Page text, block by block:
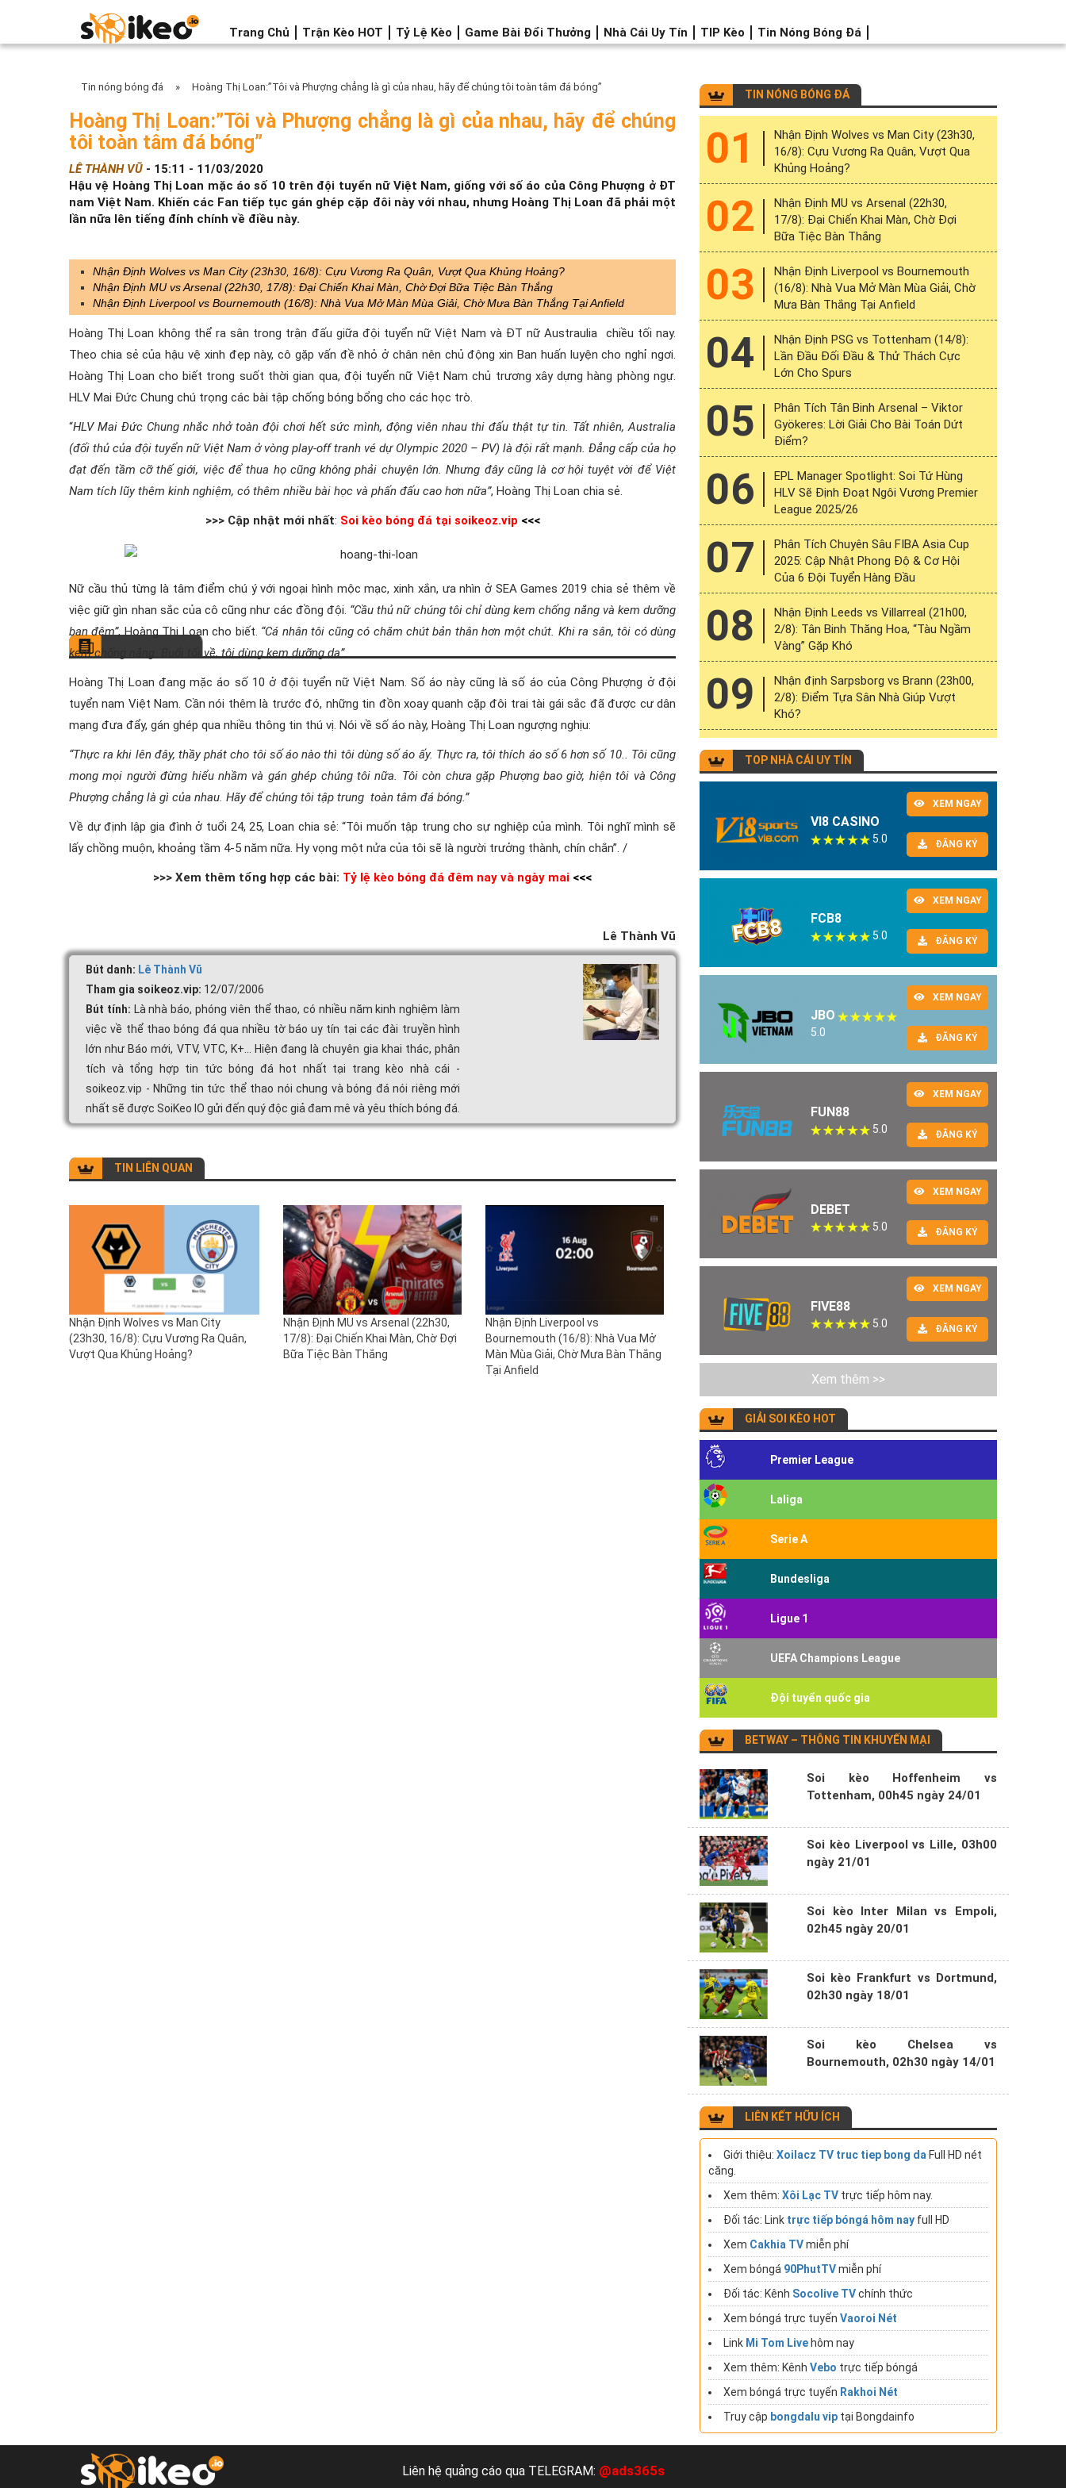
Trang Chủ Trận Kèo HOT Tỷ Lệ Kèo Game Bài Đổi Thưởng Nhà Cái Uy Tín TIP Kèo Tin Nóng Bóng Đá
Tin nóng bóng đá » Hoàng Thị Loan:”Tôi và Phượng chẳng là gì của nhau, hãy để chúng tôi toàn tâm đá bóng”
Hoàng Thị Loan:”Tôi và Phượng chẳng là gì của nhau, hãy để chúng
tôi toàn tâm đá bóng”
LÊ THÀNH VŨ - 15:11 - 11/03/2020
Hậu vệ Hoàng Thị Loan mặc áo số 10 trên đội tuyển nữ Việt Nam, giống với số áo của Công Phượng ở ĐT
nam Việt Nam. Khiến các Fan tiếp tục gán ghép cặp đôi này với nhau, nhưng Hoàng Thị Loan đã phải một
lần nữa lên tiếng đính chính về điều này.
Nhận Định Wolves vs Man City (23h30, 16/8): Cựu Vương Ra Quân, Vượt Qua Khủng Hoảng?
Nhận Định MU vs Arsenal (22h30, 17/8): Đại Chiến Khai Màn, Chờ Đợi Bữa Tiệc Bàn Thắng
Nhận Định Liverpool vs Bournemouth (16/8): Nhà Vua Mở Màn Mùa Giải, Chờ Mưa Bàn Thắng Tại Anfield
Hoàng Thị Loan không thể ra sân trong trận đấu giữa đội tuyển nữ Việt Nam và ĐT nữ Austraulia chiều tối nay.
Theo chia sẻ của hậu vệ xinh đẹp này, cô gặp vấn đề nhỏ ở chân nên chủ động xin Ban huấn luyện cho nghỉ ngơi.
Hoàng Thị Loan cho biết trong suốt thời gian qua, đội tuyển nữ Việt Nam chủ trương xây dựng hàng phòng ngự.
HLV Mai Đức Chung chú trọng các bài tập chống bóng bổng cho các học trò.
“HLV Mai Đức Chung nhắc nhở toàn đội chơi hết sức mình, động viên nhau thi đấu thật tự tin. Tất nhiên, Australia
(đối thủ của đội tuyển nữ Việt Nam ở vòng play-off tranh vé dự Olympic 2020 – PV) là đội rất mạnh. Đẳng cấp của họ
đạt đến tầm cỡ thế giới, việc để thua họ cũng không phải chuyện lớn. Nhưng đây cũng là cơ hội tuyệt vời để Việt
Nam tích lũy thêm kinh nghiệm, có thêm nhiều bài học và phấn đấu cao hơn nữa”, Hoàng Thị Loan chia sẻ.
>>> Cập nhật mới nhất: Soi kèo bóng đá tại soikeoz.vip <<<
Nữ cầu thủ từng là tâm điểm chú ý với ngoại hình mộc mạc, xinh xắn, ưa nhìn ở SEA Games 2019 chia sẻ thêm về
việc giữ gìn nhan sắc của cô cũng như các đồng đội. “Cầu thủ nữ chúng tôi chỉ dùng kem chống nắng và kem dưỡng
ban đêm”, Hoàng Thị Loan cho biết. “Cá nhân tôi cũng có chăm chút bản thân hơn một chút. Khi ra sân, tôi có dùng
kem chống nắng. Buổi tối về, tôi dùng kem dưỡng da”.
Hoàng Thị Loan đang mặc áo số 10 ở đội tuyển nữ Việt Nam. Số áo này cũng là số áo của Công Phượng ở đội
tuyển nam Việt Nam. Cần nói thêm là trước đó, những tin đồn xoay quanh cặp đôi trai tài gái sắc đã được cư dân
mạng đưa đẩy, gán ghép qua nhiều thông tin thú vị. Nói về số áo này, Hoàng Thị Loan ngượng nghịu:
“Thực ra khi lên đây, thầy phát cho tôi số áo nào thì tôi dùng số áo ấy. Thực ra, tôi thích áo số 6 hơn số 10.. Tôi cũng
mong mọi người đừng hiểu nhầm và gán ghép chúng tôi nữa. Tôi còn chưa gặp Phượng bao giờ, hiện tôi và Công
Phượng chẳng là gì của nhau. Hãy để chúng tôi tập trung toàn tâm đá bóng.”
Về dự định lập gia đình ở tuổi 24, 25, Loan chia sẻ: “Tôi muốn tập trung cho sự nghiệp của mình. Tôi nghĩ mình sẽ
lấy chồng muộn, khoảng tầm 4-5 năm nữa. Hy vọng một nửa của tôi sẽ là người trưởng thành, chín chắn”. /
>>> Xem thêm tổng hợp các bài: Tỷ lệ kèo bóng đá đêm nay và ngày mai <<<
Lê Thành Vũ
Bút danh: Lê Thành Vũ
Tham gia soikeoz.vip: 12/07/2006
Bút tính: Là nhà báo, phóng viên thể thao, có nhiều năm kinh nghiệm làm
việc về thể thao bóng đá qua nhiều tờ báo uy tín tại các đài truyền hình
lớn như Báo mới, VTV, VTC, K+... Hiện đang là chuyên gia khai thác, phân
tích và tổng hợp tin tức bóng đá hot nhất tại trang kèo nhà cái -
soikeoz.vip - Những tin tức thể thao nói chung và bóng đá nói riêng mới
nhất sẽ được SoiKeo IO gửi đến quý độc giả đam mê và yêu thích bóng đá.
TIN LIÊN QUAN
Nhận Định Wolves vs Man City
(23h30, 16/8): Cựu Vương Ra Quân,
Vượt Qua Khủng Hoảng?
Nhận Định MU vs Arsenal (22h30,
17/8): Đại Chiến Khai Màn, Chờ Đợi
Bữa Tiệc Bàn Thắng
Nhận Định Liverpool vs
Bournemouth (16/8): Nhà Vua Mở
Màn Mùa Giải, Chờ Mưa Bàn Thắng
Tại Anfield
TIN NÓNG BÓNG ĐÁ
01
Nhận Định Wolves vs Man City (23h30,
16/8): Cựu Vương Ra Quân, Vượt Qua
Khủng Hoảng?
02
Nhận Định MU vs Arsenal (22h30,
17/8): Đại Chiến Khai Màn, Chờ Đợi
Bữa Tiệc Bàn Thắng
03
Nhận Định Liverpool vs Bournemouth
(16/8): Nhà Vua Mở Màn Mùa Giải, Chờ
Mưa Bàn Thắng Tại Anfield
04
Nhận Định PSG vs Tottenham (14/8):
Lần Đầu Đối Đầu & Thử Thách Cực
Lớn Cho Spurs
05
Phân Tích Tân Binh Arsenal – Viktor
Gyökeres: Lời Giải Cho Bài Toán Dứt
Điểm?
06
EPL Manager Spotlight: Soi Tứ Hùng
HLV Sẽ Định Đoạt Ngôi Vương Premier
League 2025/26
07
Phân Tích Chuyên Sâu FIBA Asia Cup
2025: Cập Nhật Phong Độ & Cơ Hội
Của 6 Đội Tuyển Hàng Đầu
08
Nhận Định Leeds vs Villarreal (21h00,
2/8): Tân Binh Thăng Hoa, “Tàu Ngầm
Vàng” Gặp Khó
09
Nhận định Sarpsborg vs Brann (23h00,
2/8): Điểm Tựa Sân Nhà Giúp Vượt
Khó?
TOP NHÀ CÁI UY TÍN
VI8 CASINO
5.0
XEM NGAY
ĐĂNG KÝ
FCB8
5.0
XEM NGAY
ĐĂNG KÝ
JBO
5.0
XEM NGAY
ĐĂNG KÝ
FUN88
5.0
XEM NGAY
ĐĂNG KÝ
DEBET
5.0
XEM NGAY
ĐĂNG KÝ
FIVE88
5.0
XEM NGAY
ĐĂNG KÝ
Xem thêm >>
GIẢI SOI KÈO HOT
Premier League
Laliga
Serie A
Bundesliga
Ligue 1
UEFA Champions League
Đội tuyển quốc gia
BETWAY – THÔNG TIN KHUYẾN MẠI
Soi kèo Hoffenheim vs
Tottenham, 00h45 ngày 24/01
Soi kèo Liverpool vs Lille, 03h00
ngày 21/01
Soi kèo Inter Milan vs Empoli,
02h45 ngày 20/01
Soi kèo Frankfurt vs Dortmund,
02h30 ngày 18/01
Soi kèo Chelsea vs
Bournemouth, 02h30 ngày 14/01
LIÊN KẾT HỮU ÍCH
Giới thiệu: Xoilacz TV truc tiep bong da Full HD nét
căng.
Xem thêm: Xôi Lạc TV trực tiếp hôm nay.
Đối tác: Link trực tiếp bóngá hôm nay full HD
Xem Cakhia TVmiễn phí
Xem bóngá 90PhutTVmiễn phí
Đối tác: Kênh Socolive TVchính thức
Xem bóngá trực tuyến Vaoroi Nét
Link Mi Tom Live hôm nay
Xem thêm: Kênh Vebo trực tiếp bóngá
Xem bóngá trực tuyến Rakhoi Nét
Truy cập bongdalu vip tại Bongdainfo
Liên hệ quảng cáo qua TELEGRAM: @ads365s